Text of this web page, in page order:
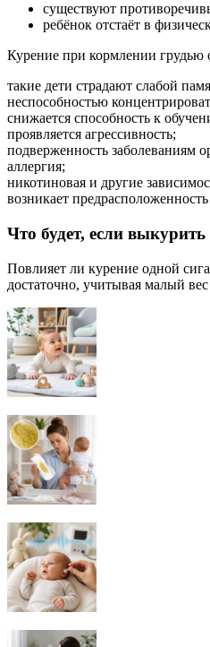
существуют
ребёнок отстаёт в
Курение при кормлении грудью
такие дети страдают слабой
неспособностью
снижается способность к
проявляется агрессивность;
подверженность заболеваниям
аллергия;
никотиновая и другие
возникает
Что будет, если выкурить
Повлияет ли курение одной
достаточно, учитывая малый